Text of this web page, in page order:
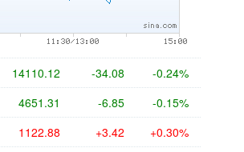
14110.12 -34.08 -0.24%
4651.31 -6.85 -0.15%
1122.88 +3.42 +0.30%